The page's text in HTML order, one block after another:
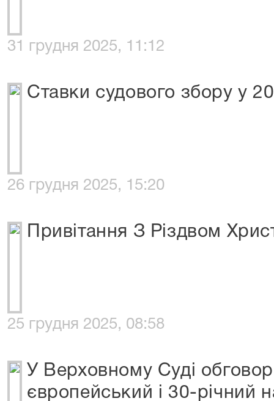
31 грудня 2025, 11:12
Ставки судового збору у
26 грудня 2025, 15:20
Привітання З Різдвом
25 грудня 2025, 08:58
У Верховному Суді
європейський і 30-річний